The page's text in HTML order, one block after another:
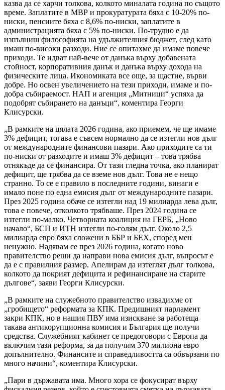
казва да се харчи толкова, колкото миналата година по същото
време. Заплатите в МВР и прокуратурата бяха с 10-20% по-
ниски, пенсиите бяха с 8,6% по-ниски, заплатите в
администрацията бяха с 5% по-ниски. По-трудно е да
изпълниш философията на удължителния бюджет, след като
имаш по-високи разходи. Ние се опитахме да имаме повече
приходи. Те идват най-вече от данъка върху добавената
стойност, корпоративния данък и данъка върху дохода на
физическите лица. Икономиката все още, за щастие, върви
добре. Но освен увеличението на тези приходи, имаме и по-
добра събираемост. НАП и агенция „Митници“ успяха да
подобрят събирането на данъци“, коментира Георги
Клисурски.
„В рамките на цялата 2026 година, ако приемем, че ще имаме
3% дефицит, тогава е съвсем нормално да се изтегли нов дълг
от международните финансови пазари. Ако приходите са ти
по-ниски от разходите и имаш 3% дефицит – това трябва
отнякъде да се финансира. От тази гледна точка, ако планират
дефицит, ще трябва да се вземе нов дълг. Това не е нещо
странно. То се е правило в последните години, винаги е
имало поне по една емисия дълг от международните пазари.
През 2025 година обаче се изтегли над 19 милиарда лева дълг,
това е повече, отколкото трябваше. През 2024 година се
изтегли по-малко. Четворната коалиция на ГЕРБ, „Ново
начало“, БСП и ИТН изтегли по-голям дълг. Около 2,5
милиарда евро бяха сложени в ББР и БЕХ, според мен
ненужно. Надявам се през 2026 година, когато ново
правителство реши да направи нова емисия дълг, въпросът е
да е с правилния размер. Апелирам да изтеглят дълг толкова,
колкото да покрият дефицита и рефинансиране на старите
дългове“, заяви Георги Клисурски.
„В рамките на служебното правителство извадихме от
„гробището“ реформата за КПК. Предишният парламент
закри КПК, но в нашия ПВУ има изискване за работеща
такава антикорупционна комисия и България ще получи
средства. Служебният кабинет се предоговори с Европа да
включим тази реформа, за да получим 370 милиона евро
допълнително. Финансите и справедливостта са обвързани по
много начини“, коментира Клисурски.
„Пари в държавата има. Много хора се фокусират върху